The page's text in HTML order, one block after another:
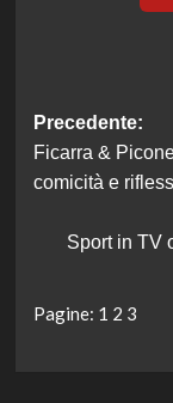
articolo
Precedente:
Ficarra &
comicità e
Sport in TV
Pagine: 1 2 3